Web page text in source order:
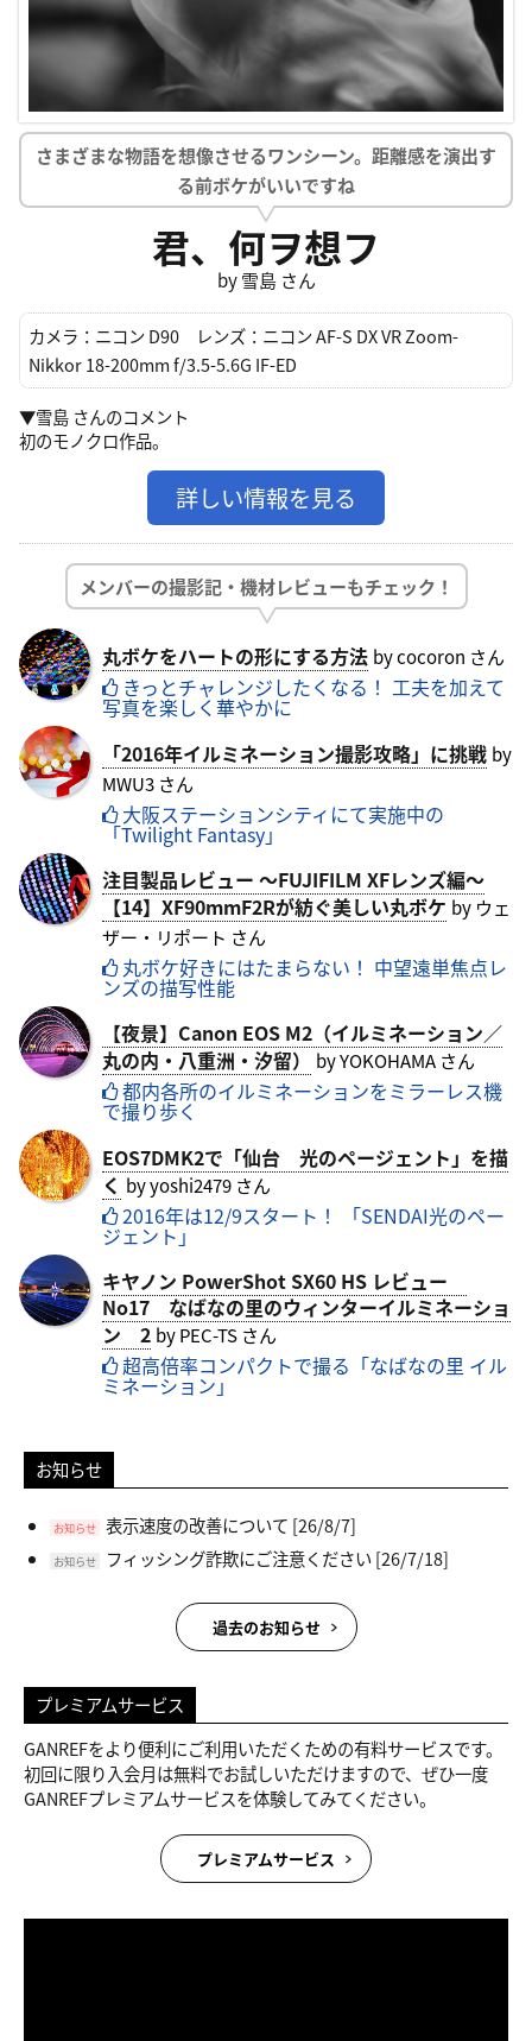
さまざまな物語を想像させるワンシーン。距離感を演出す
る前ボケがいいですね
君、何ヲ想フ
by 雪島 さん
カメラ： ニコン D90 レンズ： ニコン AF-S DX VR Zoom-
Nikkor 18-200mm f/3.5-5.6G IF-ED
▼雪島 さんのコメント
初のモノクロ作品。
詳しい情報を見る
メンバーの撮影記・機材レビューもチェック！
丸ボケをハートの形にする方法 by cocoron さん
きっとチャレンジしたくなる！ 工夫を加えて
写真を楽しく華やかに
「2016年イルミネーション撮影攻略」に挑戦 by
MWU3 さん
大阪ステーションシティにて実施中の
「Twilight Fantasy」
注目製品レビュー ～FUJIFILM XFレンズ編～
【14】XF90mmF2Rが紡ぐ美しい丸ボケ by ウェ
ザー・リポート さん
丸ボケ好きにはたまらない！ 中望遠単焦点レ
ンズの描写性能
【夜景】Canon EOS M2（イルミネーション／
丸の内・八重洲・汐留）
by YOKOHAMA さん
都内各所のイルミネーションをミラーレス機
で撮り歩く
EOS7DMK2で「仙台 光のページェント」を描
く by yoshi2479 さん
2016年は12/9スタート！ 「SENDAI光のペー
ジェント」
キヤノン PowerShot SX60 HS レビュー
No17 なばなの里のウィンターイルミネーショ
ン 2 by PEC-TS さん
超高倍率コンパクトで撮る「なばなの里 イル
ミネーション」
お知らせ
お知らせ 表示速度の改善について [26/8/7]
お知らせ フィッシング詐欺にご注意ください[26/7/18]
過去のお知らせ
プレミアムサービス
GANREFをより便利にご利用いただくための有料サービスです。
初回に限り入会月は無料でお試しいただけますので、ぜひ一度
GANREFプレミアムサービスを体験してみてください。
プレミアムサービス